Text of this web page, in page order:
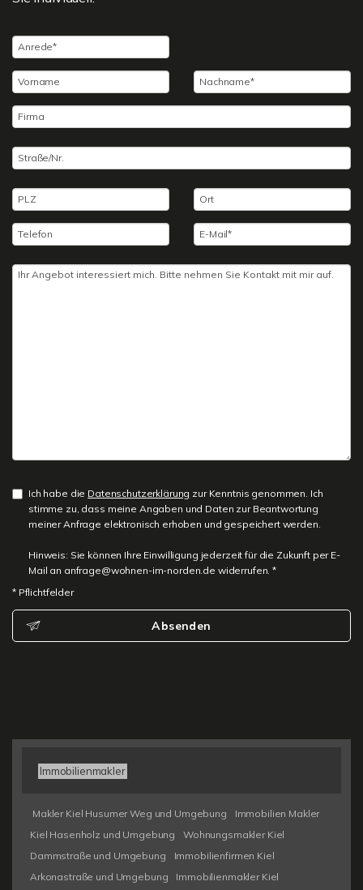
Ich habe die Datenschutzerklärung zur Kenntnis genommen. Ich
stimme zu, dass meine Angaben und Daten zur Beantwortung
meiner Anfrage elektronisch erhoben und gespeichert werden.
Hinweis: Sie können Ihre Einwilligung jederzeit für die Zukunft per E-
Mail an anfrage@wohnen-im-norden.de widerrufen. *
* Pflichtfelder
Absenden
Immobilienmakler
Makler Kiel Husumer Weg und Umgebung
Immobilien Makler
Kiel Hasenholz und Umgebung
Wohnungsmakler Kiel
Dammstraße und Umgebung
Immobilienfirmen Kiel
Arkonastraße und Umgebung
Immobilienmakler Kiel